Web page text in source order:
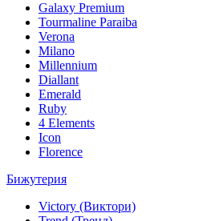
Galaxy Premium
Tourmaline Paraiba
Verona
Milano
Millennium
Diallant
Emerald
Ruby
4 Elements
Icon
Florence
Бижутерия
Victory (Виктори)